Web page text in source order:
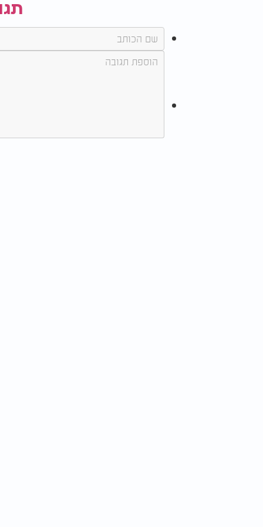
על דף ולהשאיר אותן לטיפול ביום שלמחרת.
לדברי המומחים, גם התמודדות נכונה עם לחץ,
מתי כדאי לפנות לרופא?
כמעט כל אחד חווה מדי פעם לילה ללא שינה.